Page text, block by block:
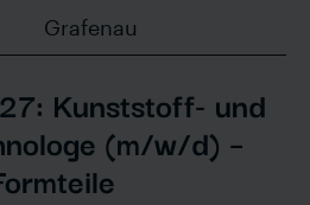
Grafenau
Kunststoff- und
(m/w/d) –